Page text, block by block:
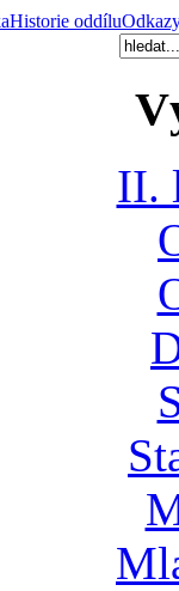
Historie oddílu
II.